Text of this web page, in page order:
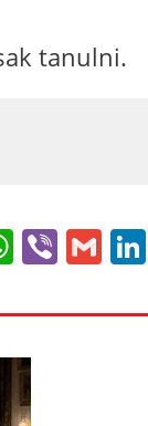
tanulni.
Viber